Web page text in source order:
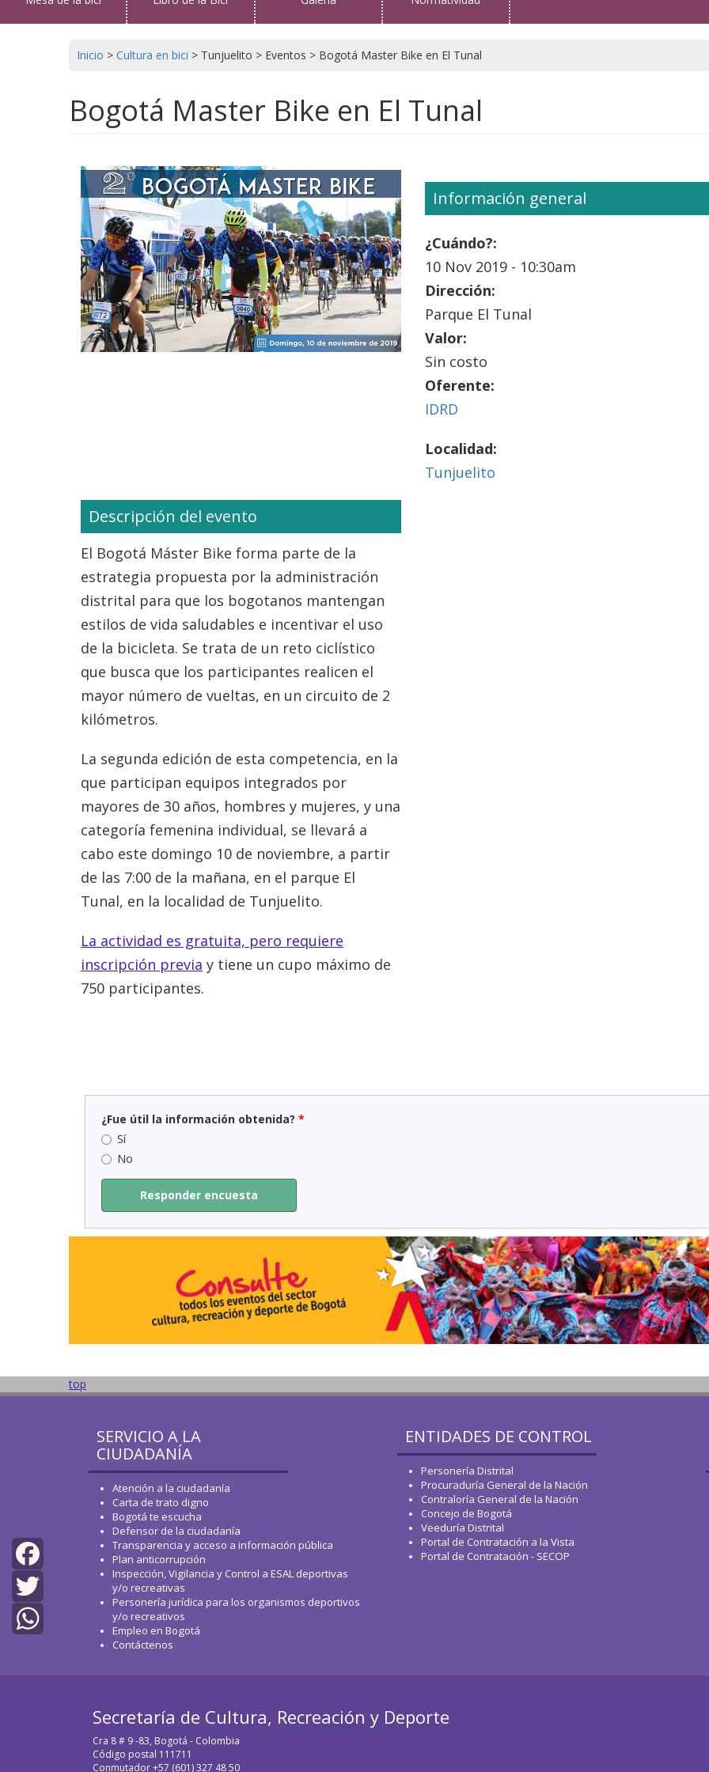
Inicio > Cultura en bici > Tunjuelito > Eventos > Bogotá Master Bike en El Tunal
Bogotá Master Bike en El Tunal
Información general
¿Cuándo?:
10 Nov 2019 - 10:30am
Dirección:
Parque El Tunal
Valor:
Sin costo
Oferente:
IDRD
Localidad:
Tunjuelito
Descripción del evento
El Bogotá Máster Bike forma parte de la
estrategia propuesta por la administración
distrital para que los bogotanos mantengan
estilos de vida saludables e incentivar el uso
de la bicicleta. Se trata de un reto ciclístico
que busca que los participantes realicen el
mayor número de vueltas, en un circuito de 2
kilómetros.
La segunda edición de esta competencia, en la
que participan equipos integrados por
mayores de 30 años, hombres y mujeres, y una
categoría femenina individual, se llevará a
cabo este domingo 10 de noviembre, a partir
de las 7:00 de la mañana, en el parque El
Tunal, en la localidad de Tunjuelito.
La actividad es gratuita, pero requiere
inscripción previa y tiene un cupo máximo de
750 participantes.
Facebook
Twitter
¿Fue útil la información obtenida? *
Sí
No
Responder encuesta
top
SERVICIO A LA
CIUDADANÍA
Atención a la ciudadanía
Carta de trato digno
Bogotá te escucha
Defensor de la ciudadanía
Transparencia y acceso a información pública
Plan anticorrupción
Inspección, Vigilancia y Control a ESAL deportivas
y/o recreativas
Personería jurídica para los organismos deportivos
y/o recreativos
Empleo en Bogotá
Contáctenos
ENTIDADES DE CONTROL
Personería Distrital
Procuraduría General de la Nación
Contraloría General de la Nación
Concejo de Bogotá
Veeduría Distrital
Portal de Contratación a la Vista
Portal de Contratación - SECOP
Secretaría de Cultura, Recreación y Deporte
Cra 8 # 9 -83, Bogotá - Colombia
Código postal 111711
Conmutador +57 (601) 327 48 50